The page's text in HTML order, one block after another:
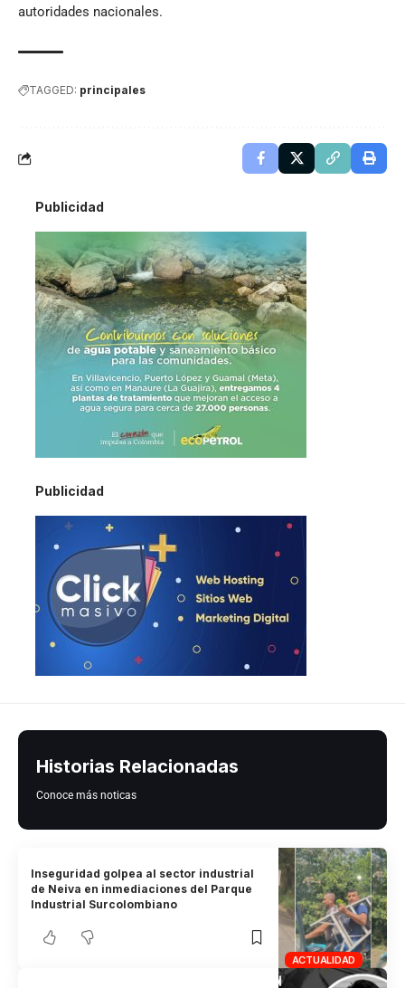
autoridades nacionales.
TAGGED: principales
Publicidad
Publicidad
Historias Relacionadas
Conoce más noticas
ACTUALIDAD
Inseguridad golpea al sector industrial
de Neiva en inmediaciones del Parque
Industrial Surcolombiano